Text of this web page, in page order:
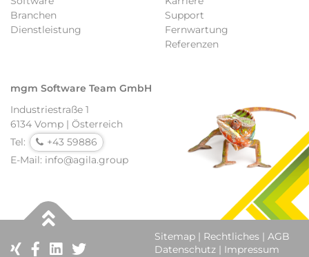
Branchen
Dienstleistung
Support
Fernwartung
Referenzen
mgm Software Team GmbH
Industriestraße 1
6134 Vomp | Österreich
Tel:
+43 59886
E-Mail: info@agila.group
Sitemap | Rechtliches | AGB
Datenschutz | Impressum